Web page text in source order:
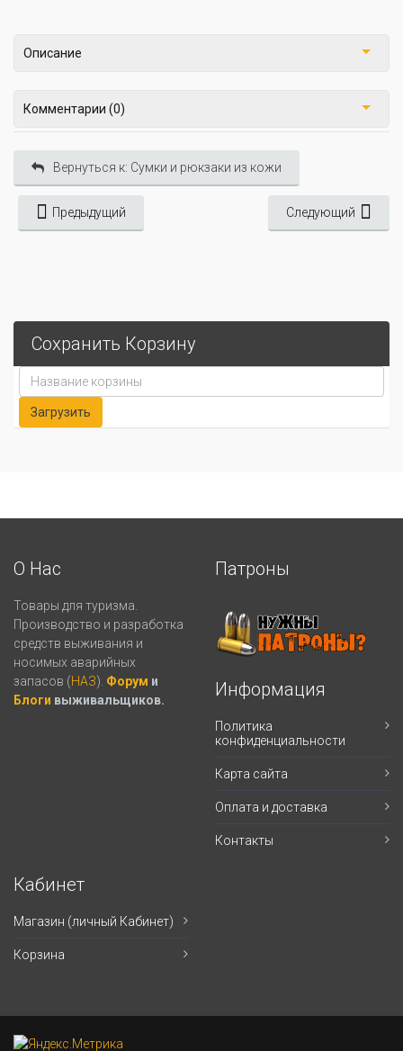
Описание
Комментарии (0)
Вернуться к: Сумки и рюкзаки из кожи
Предыдущий Следующий
Сохранить Корзину
О Нас
Товары для туризма.
Производство и разработка
средств выживания и
носимых аварийных
запасов (НАЗ). Форум и
Блоги выживальщиков.
Патроны
Информация
Политика
конфиденциальности
Карта сайта
Оплата и доставка
Контакты
Кабинет
Магазин (личный Кабинет)
Корзина